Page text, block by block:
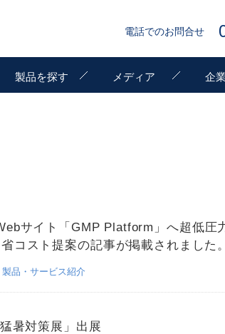
電話でのお問合せ
製品を探す メディア 企
サイト「GMP Platform」へ超低圧
コスト提案の記事が掲載されました。
製品・サービス紹介
猛暑対策展」出展